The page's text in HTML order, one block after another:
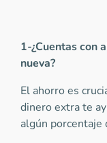
1-¿Cuentas con
nueva?
El ahorro es
dinero extra te
algún porcentaje